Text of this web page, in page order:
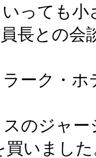
っても
長との会
ーク・
のジャ
買いまし